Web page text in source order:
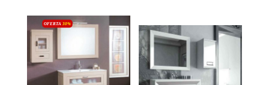
OFERTA 30%